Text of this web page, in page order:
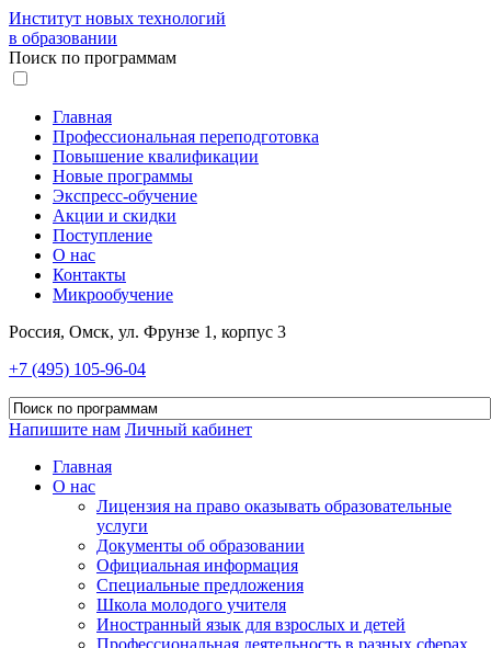
Институт новых технологий
в образовании
Поиск по программам
Главная
Профессиональная переподготовка
Повышение квалификации
Новые программы
Экспресс-обучение
Акции и скидки
Поступление
О нас
Контакты
Микрообучение
Россия, Омск, ул. Фрунзе 1, корпус 3
+7 (495) 105-96-04
Напишите нам Личный кабинет
Главная
О нас
Лицензия на право оказывать образовательные
услуги
Документы об образовании
Официальная информация
Специальные предложения
Школа молодого учителя
Иностранный язык для взрослых и детей
Профессиональная деятельность в разных сферах